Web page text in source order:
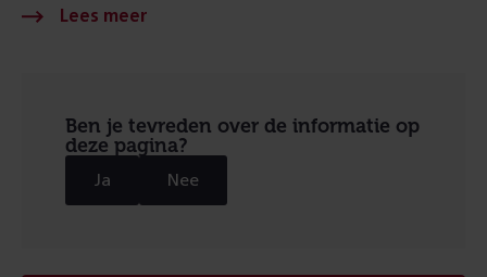
Ben je tevreden over de informatie op
deze pagina?
Ja Nee